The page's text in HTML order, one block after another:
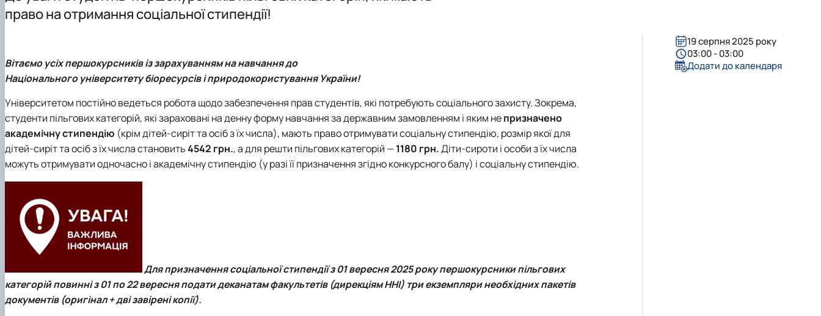
D3 «Менеджмент» ОПП «Управління закладом освіти» - магістратура
Як стати студентом?
Чому НУБіП України – твій правильний вибір?
Підготовчі курси до НМТ
Правила прийому 2026
Управління закладом освіти (професійна)
Електронні навчальні курси
Практична підготовка
Аспіранти
Науковий гурток
Науково-дослідна робота студентів
право на отримання соціальної стипендії!
Вітаємо усіх першокурсників із зарахуванням на навчання до
Національного університету біоресурсів і природокористування України!
Університетом постійно ведеться робота щодо забезпечення прав студентів, які потребують соціального захисту. Зокрема,
студенти пільгових категорій, які зараховані на денну форму навчання за державним замовленням і яким непризначено
академічну стипендію (крім дітей-сиріт та осіб з їх числа), мають право отримувати соціальну стипендію, розмір якої для
дітей-сиріт та осіб з їх числа становить4542 грн., а для решти пільгових категорій —1180 грн.Діти-сироти і особи з їх числа
можуть отримувати одночасно і академічну стипендію (у разі її призначення згідно конкурсного балу) і соціальну стипендію.
Для призначення соціальної стипендії з 01 вересня 2025 року першокурсники пільгових
категорій повинні з 01 по 22 вересня подати деканатам факультетів (дирекціям ННІ) три екземпляри необхідних пакетів
документів (оригінал + дві завірені копії).
19 серпня 2025 року
03:00 - 03:00
Додати до календаря